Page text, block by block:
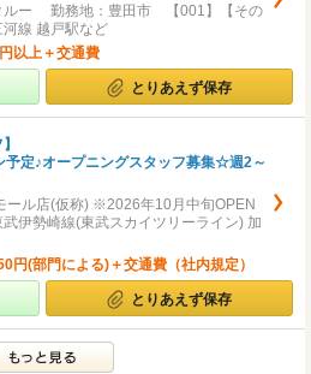
ルー 勤務地：豊田市 【001】【その
線 越戸駅など
以上＋交通費
とりあえず保存
予定♪オープニングスタッフ募集☆週2～
ール店(仮称) ※2026年10月中旬OPEN
伊勢崎線(東武スカイツリーライン) 加
円(部門による)＋交通費（社内規定）
とりあえず保存